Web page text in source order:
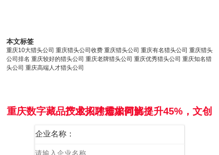
本文标签
重庆10大猎头公司 重庆猎头公司收费 重庆猎头公司 重庆有名猎头公司 重庆猎头
公司排名 重庆较好的猎头公司 重庆老牌猎头公司 重庆优秀猎头公司 重庆知名猎
头公司 重庆高端人才猎头公司
重庆数字藏品技术人才需求同比提升45%，文创产业招聘难如何解？
企业名称：